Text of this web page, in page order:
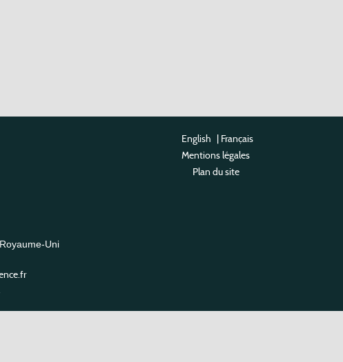
Uni
English | Français
Mentions légales
Plan du site